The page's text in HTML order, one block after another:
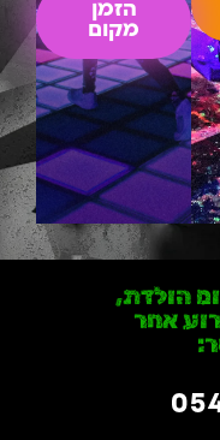
הזמן
מקום
הולדת,
אחר